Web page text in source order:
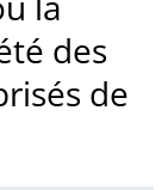
des
de